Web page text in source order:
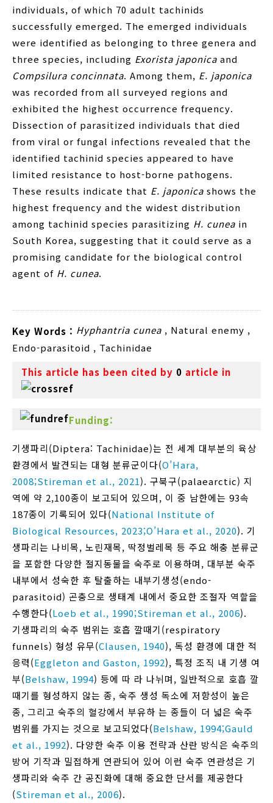
individuals, of which 70 adult tachinids
successfully emerged. The emerged individuals
were identified as belonging to three genera and
three species, including Exorista japonica and
Compsilura concinnata. Among them, E. japonica
was recorded from all surveyed regions and
exhibited the highest occurrence frequency.
Dissection of parasitized individuals that died
from viral or fungal infections revealed that the
identified tachinid species appeared to have
limited resistance to host-borne pathogens.
These results indicate that E. japonica shows the
highest frequency and the widest distribution
among tachinid species parasitizing H. cunea in
South Korea, suggesting that it could serve as a
promising candidate for the biological control
agent of H. cunea.
Key Words : Hyphantria cunea , Natural enemy ,
Endo-parasitoid , Tachinidae
This article has been cited by 0 article in
Funding:
기생파리(Diptera: Tachinidae)는 전 세계 대부분의 육상
환경에서 발견되는 대형 분류군이다(O’Hara,
2008;Stireman et al., 2021). 구북구(palaearctic) 지
역에 약 2,100종이 보고되어 있으며, 이 중 남한에는 93속
187종이 기록되어 있다(National Institute of
Biological Resources, 2023;O’Hara et al., 2020). 기
생파리는 나비목, 노린재목, 딱정벌레목 등 주요 해충 분류군
을 포함한 다양한 절지동물을 숙주로 이용하며, 대부분 숙주
내부에서 성숙한 후 탈출하는 내부기생성(endo-
parasitoid) 곤충으로 생태계 내에서 중요한 조절자 역할을
수행한다(Loeb et al., 1990;Stireman et al., 2006).
기생파리의 숙주 범위는 호흡 깔때기(respiratory
funnels) 형성 유무(Clausen, 1940), 독성 환경에 대한 적
응력(Eggleton and Gaston, 1992), 특정 조직 내 기생 여
부(Belshaw, 1994) 등에 따 라 나뉘며, 일반적으로 호흡 깔
때기를 형성하지 않는 종, 숙주 생성 독소에 저항성이 높은
종, 그리고 숙주의 혈강에서 부유하 는 종들이 더 넓은 숙주
범위를 가지는 것으로 보고되었다(Belshaw, 1994;Gauld
et al., 1992). 다양한 숙주 이용 전략과 산란 방식은 숙주의
방어 기작과 밀접하게 연관되어 있어 이런 숙주 연관성은 기
생파리와 숙주 간 공진화에 대해 중요한 단서를 제공한다
(Stireman et al., 2006).